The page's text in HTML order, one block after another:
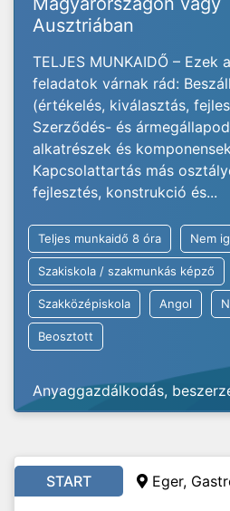
Ausztriában
TELJES MUNKAIDŐ – Ezek a
feladatok várnak rád:
(értékelés, kiválasztás,
Szerződés- és
alkatrészek és
Kapcsolattartás más
fejlesztés, konstrukció és...
Teljes munkaidő 8 óra Nem
Szakiskola / szakmunkás képző
Szakközépiskola Angol
Beosztott
Anyaggazdálkodás,
START Eger,